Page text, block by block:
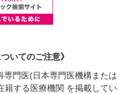
いてのご注意》
専門医(日本専門医機構または
籍する医療機関 を掲載してい